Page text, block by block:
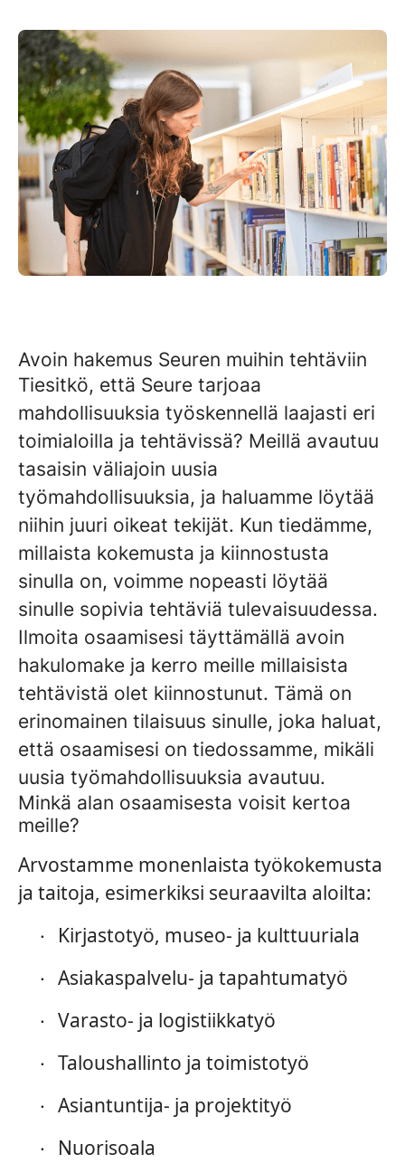
Avoin hakemus Seuren muihin tehtäviin
Tiesitkö, että Seure tarjoaa
mahdollisuuksia työskennellä laajasti eri
toimialoilla ja tehtävissä? Meillä avautuu
tasaisin väliajoin uusia
työmahdollisuuksia, ja haluamme löytää
niihin juuri oikeat tekijät. Kun tiedämme,
millaista kokemusta ja kiinnostusta
sinulla on, voimme nopeasti löytää
sinulle sopivia tehtäviä tulevaisuudessa.
Ilmoita osaamisesi täyttämällä avoin
hakulomake ja kerro meille millaisista
tehtävistä olet kiinnostunut. Tämä on
erinomainen tilaisuus sinulle, joka haluat,
että osaamisesi on tiedossamme, mikäli
uusia työmahdollisuuksia avautuu.
Minkä alan osaamisesta voisit kertoa
meille?
Arvostamme monenlaista työkokemusta
ja taitoja, esimerkiksi seuraavilta aloilta:
· Kirjastotyö, museo- ja kulttuuriala
· Asiakaspalvelu- ja tapahtumatyö
· Varasto- ja logistiikkatyö
· Taloushallinto ja toimistotyö
· Asiantuntija- ja projektityö
· Nuorisoala